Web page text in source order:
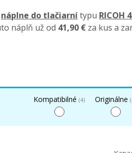
náplne do tlačiarnítypu RICOH
náplň už od 41,90 € za kus a
Kompatibilné (4) Originálne